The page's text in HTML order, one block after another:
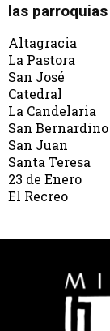
las
Altagracia
La Pastora
San José
Catedral
La Candelaria
San Bernardino
San Juan
Santa Teresa
23 de Enero
El Recreo